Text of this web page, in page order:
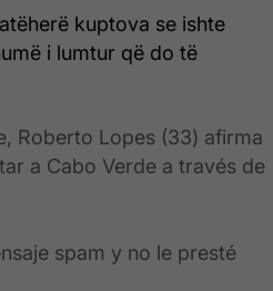
kuptova se ishte
i lumtur që do të
Roberto Lopes (33) afirma
a Cabo Verde a través de
spam y no le presté